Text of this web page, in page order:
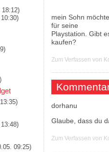
18:12)
09:25)
mein Sohn
für seine
Playstation. Gibt
kaufen?
Zum Verfassen von
dorhanu
Glaube, dass du
Zum Verfassen von